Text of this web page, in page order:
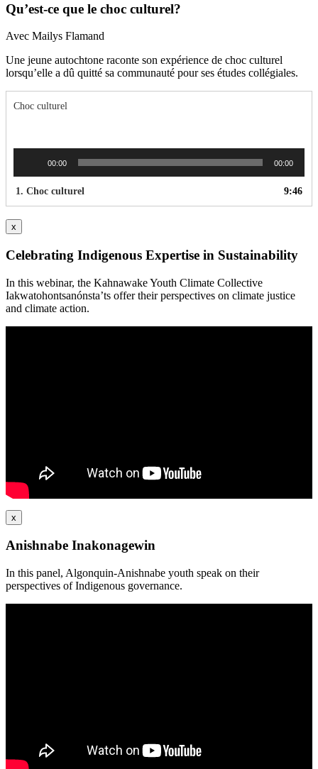
Qu’est-ce que le choc culturel?
Avec Mailys Flamand
Une jeune autochtone raconte son expérience de choc culturel
lorsqu’elle a dû quitté sa communauté pour ses études collégiales.
Choc culturel
00:00 00:00
1. Choc culturel 9:46
x
Celebrating Indigenous Expertise in Sustainability
In this webinar, the Kahnawake Youth Climate Collective
Iakwatohontsanónsta’ts offer their perspectives on climate justice
and climate action.
x
Anishnabe Inakonagewin
In this panel, Algonquin-Anishnabe youth speak on their
perspectives of Indigenous governance.